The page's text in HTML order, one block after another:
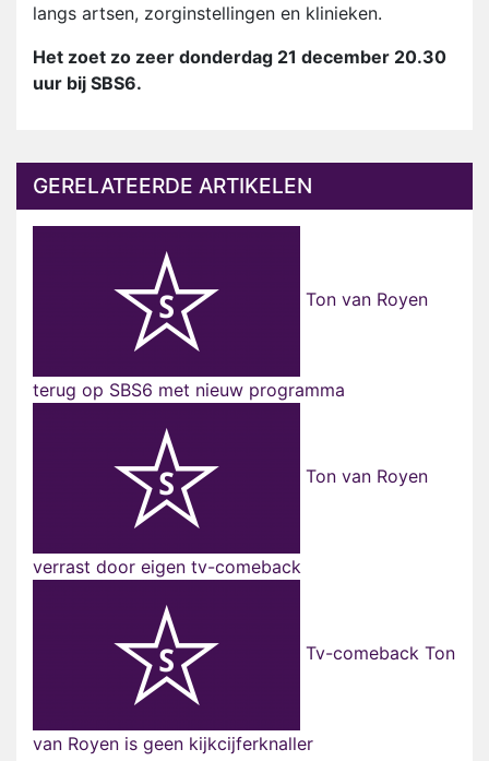
langs artsen, zorginstellingen en klinieken.
Het zoet zo zeer donderdag 21 december 20.30
uur bij SBS6.
GERELATEERDE ARTIKELEN
Ton van Royen
terug op SBS6 met nieuw programma
Ton van Royen
verrast door eigen tv-comeback
Tv-comeback Ton
van Royen is geen kijkcijferknaller